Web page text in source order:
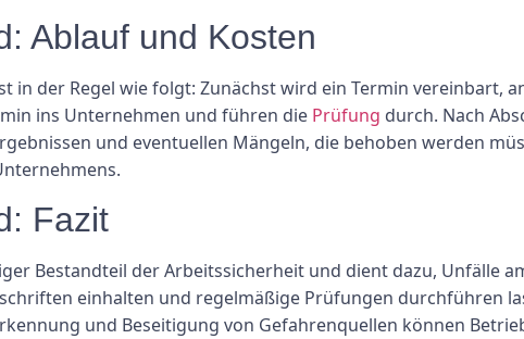
Ablauf und Kosten
in der Regel wie folgt: Zunächst wird ein Termin vereinbart,
ins Unternehmen und führen die Prüfung durch. Nach
und eventuellen Mängeln, die behoben werden
Fazit
Bestandteil der Arbeitssicherheit und dient dazu, Unfälle
einhalten und regelmäßige Prüfungen durchführen
und Beseitigung von Gefahrenquellen können